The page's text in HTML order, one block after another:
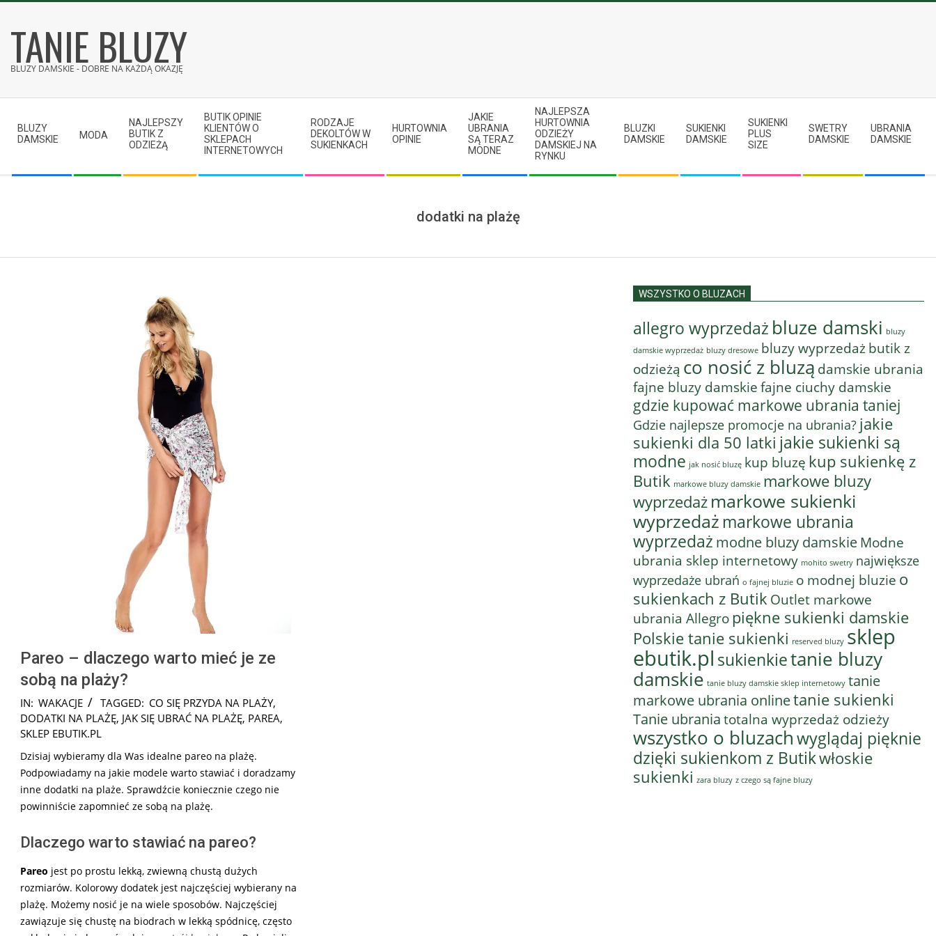
content
TANIE BLUZY
BLUZY DAMSKIE - DOBRE NA KAŻDĄ OKAZJĘ
Navigation
Menu
BLUZY
DAMSKIE
MODA
NAJLEPSZY
BUTIK Z
ODZIEŻĄ
BUTIK OPINIE
KLIENTÓW O
SKLEPACH
INTERNETOWYCH
RODZAJE
DEKOLTÓW W
SUKIENKACH
HURTOWNIA
OPINIE
JAKIE
UBRANIA
SĄ TERAZ
MODNE
NAJLEPSZA
HURTOWNIA
ODZIEŻY
DAMSKIEJ NA
RYNKU
BLUZKI
DAMSKIE
SUKIENKI
DAMSKIE
SUKIENKI
PLUS
SIZE
SWETRY
DAMSKIE
UBRANIA
DAMSKIE
dodatki na plażę
Pareo – dlaczego warto mieć je ze
sobą na plaży?
2025-
08-
25
IN: WAKACJE TAGGED: CO SIĘ PRZYDA NA PLAŻY,
DODATKI NA PLAŻĘ, JAK SIĘ UBRAĆ NA PLAŻĘ, PAREA,
SKLEP EBUTIK.PL
Dzisiaj wybieramy dla Was idealne pareo na plażę.
Podpowiadamy na jakie modele warto stawiać i doradzamy
inne dodatki na plaże. Sprawdźcie koniecznie czego nie
powinniście zapomnieć ze sobą na plażę.
Dlaczego warto stawiać na pareo?
Pareo jest po prostu lekką, zwiewną chustą dużych
rozmiarów. Kolorowy dodatek jest najczęściej wybierany na
plażę. Możemy nosić je na wiele sposobów. Najczęściej
zawiązuje się chustę na biodrach w lekką spódnicę, często
WSZYSTKO O BLUZACH
allegro wyprzedaż bluze damski bluzy
damskie wyprzedaż bluzy dresowe bluzy wyprzedaż butik z
odzieżą co nosić z bluzą damskie ubrania
fajne bluzy damskiefajne ciuchy damskie
gdzie kupować markowe ubrania taniej
Gdzie najlepsze promocje na ubrania? jakie
sukienki dla 50 latki jakie sukienki są
modne jak nosić bluzę kup bluzę kup sukienkę z
Butik markowe bluzy damskie markowe bluzy
wyprzedaż markowe sukienki
wyprzedaż markowe ubrania
wyprzedaż modne bluzy damskie Modne
ubrania sklep internetowy mohito swetry największe
wyprzedaże ubrań o fajnej bluzie o modnej bluzie o
sukienkach z Butik Outlet markowe
ubrania Allegropiękne sukienki damskie
Polskie tanie sukienki reserved bluzy sklep
ebutik.pl sukienkietanie bluzy
damskie tanie bluzy damskie sklep internetowy tanie
markowe ubrania onlinetanie sukienki
Tanie ubrania totalna wyprzedaż odzieży
wszystko o bluzachwyglądaj pięknie
dzięki sukienkom z Butikwłoskie
sukienki zara bluzy z czego są fajne bluzy